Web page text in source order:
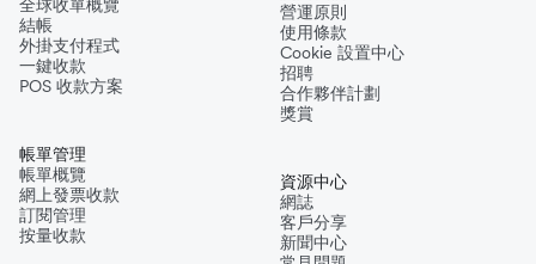
全球收單概覽
結帳
外掛支付程式
一鍵收款
POS 收款方案
帳單管理
帳單概覽
網上發票收款
訂閱管理
按量收款
營運原則
使用條款
Cookie 設置中心
招聘
合作夥伴計劃
獎賞
資源中心
網誌
客戶分享
新聞中心